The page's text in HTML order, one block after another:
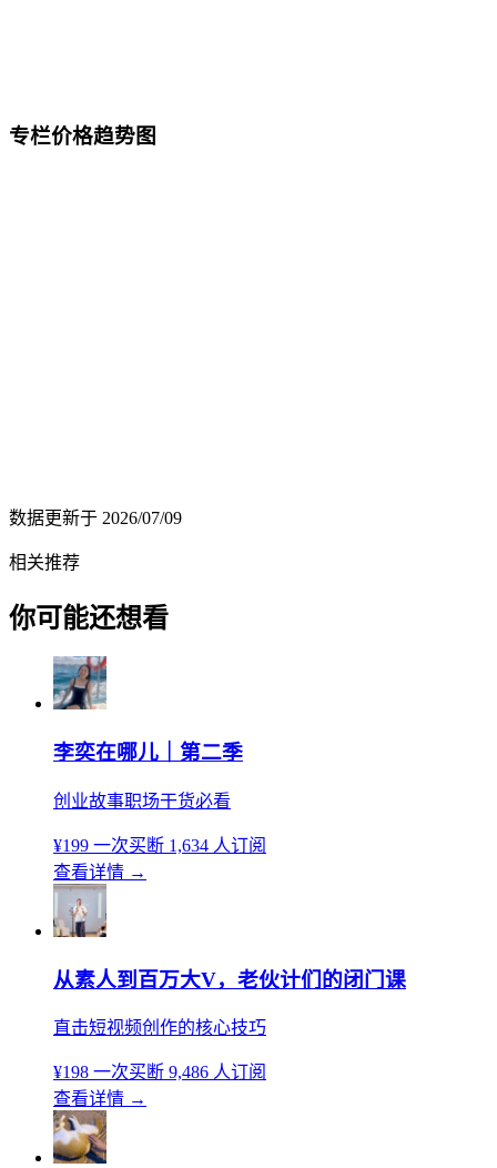
专栏价格趋势图
数据更新于 2026/07/09
相关推荐
你可能还想看
李奕在哪儿｜第二季
创业故事职场干货必看
¥199 一次买断 1,634 人订阅
查看详情 →
从素人到百万大V，老伙计们的闭门课
直击短视频创作的核心技巧
¥198 一次买断 9,486 人订阅
查看详情 →